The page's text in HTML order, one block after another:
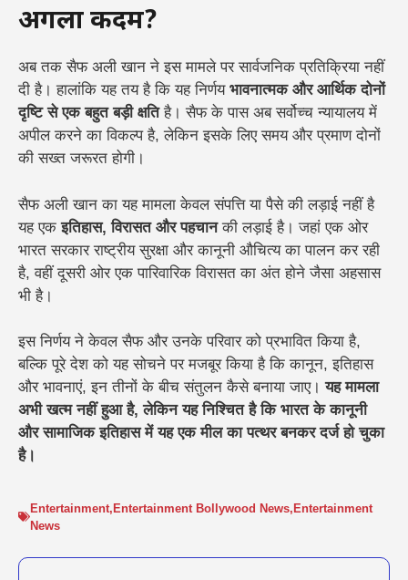
अगला कदम?
अब तक सैफ अली खान ने इस मामले पर सार्वजनिक प्रतिक्रिया नहीं
दी है। हालांकि यह तय है कि यह निर्णय भावनात्मक और आर्थिक दोनों
दृष्टि से एक बहुत बड़ी क्षतिहै। सैफ के पास अब सर्वोच्च न्यायालय में
अपील करने का विकल्प है, लेकिन इसके लिए समय और प्रमाण दोनों
की सख्त जरूरत होगी।
सैफ अली खान का यह मामला केवल संपत्ति या पैसे की लड़ाई नहीं है
यह एकइतिहास, विरासत और पहचानकी लड़ाई है। जहां एक ओर
भारत सरकार राष्ट्रीय सुरक्षा और कानूनी औचित्य का पालन कर रही
है, वहीं दूसरी ओर एक पारिवारिक विरासत का अंत होने जैसा अहसास
भी है।
इस निर्णय ने केवल सैफ और उनके परिवार को प्रभावित किया है,
बल्कि पूरे देश को यह सोचने पर मजबूर किया है कि कानून, इतिहास
और भावनाएं, इन तीनों के बीच संतुलन कैसे बनाया जाए।यह मामला
अभी खत्म नहीं हुआ है, लेकिन यह निश्चित है कि भारत के कानूनी
और सामाजिक इतिहास में यह एक मील का पत्थर बनकर दर्ज हो चुका
है।
Entertainment,Entertainment Bollywood News,Entertainment
News